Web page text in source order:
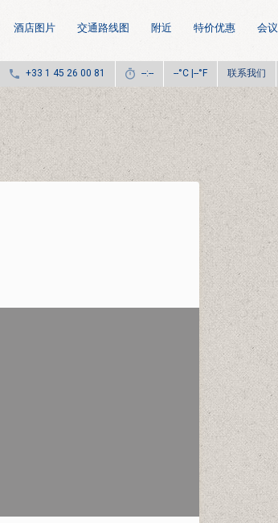
酒店图片 交通路线图 附近 特价优惠 会议
+33 1 45 26 00 81 --:-- --°C | --°F 联系我们